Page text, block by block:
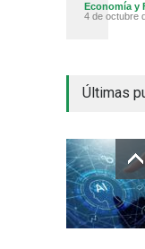
Economía y
4 de octubre
Últimas